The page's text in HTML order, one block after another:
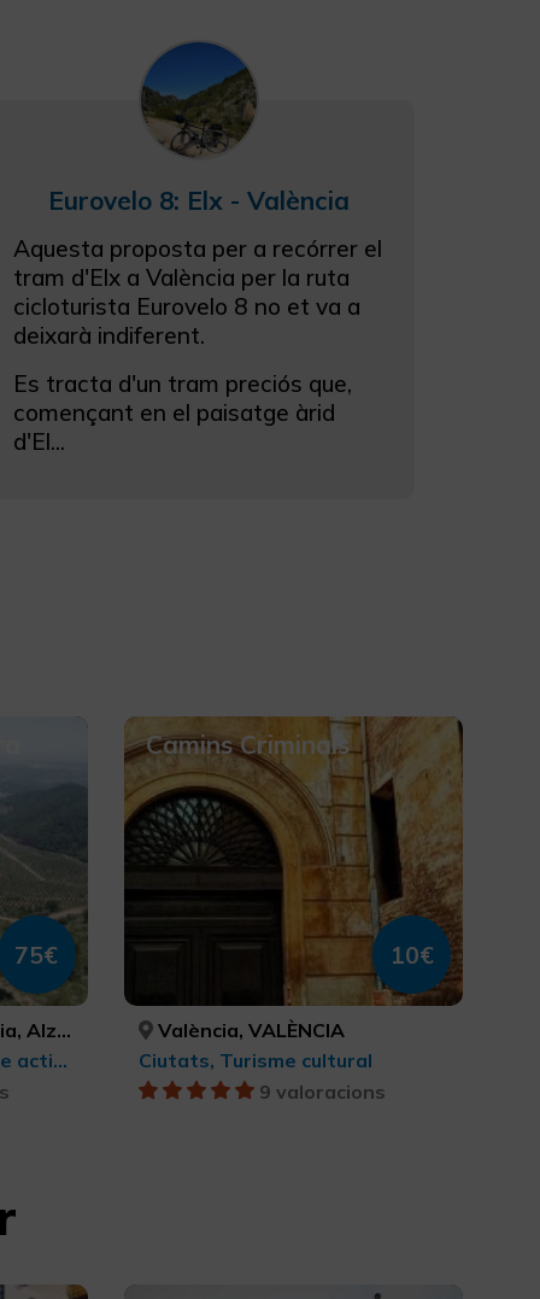
Eurovelo 8: Elx - València
Aquesta proposta per a recórrer el
tram d'Elx a València per la ruta
cicloturista Eurovelo 8 no et va a
deixarà indiferent.
Es tracta d'un tram preciós que,
començant en el paisatge àrid
d'El...
75€
CASTELLÓN, VALÈNCIA
Turisme esportiu, Turisme actiu-aventura
Camins Criminals
10€
València, VALÈNCIA
Ciutats, Turisme cultural
9 valoracions